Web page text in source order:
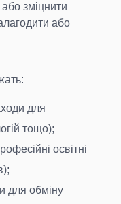
зміцнити
або
для
тощо);
освітні
для обміну